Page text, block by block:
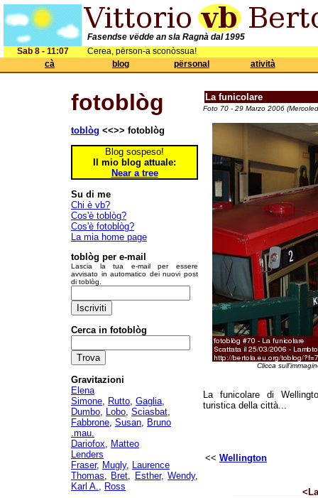
Fasendse vëdde an sla Ragnà dal 1995
Sab 8 - 11:07
Cerea, përson-a sconòssua!
cà
blog përsonal atività
fotoblòg
toblòg <<>> fotoblòg
Blog sospeso!
Il mio blog attuale:
Near a tree
Su di me
Chi è vb?
Cos'è toblòg?
Cos'è fotoblòg?
La mia home page
toblòg per e-mail
Lascia la tua e-mail per essere
avvisato in automatico dei nuovi post
di toblòg.
Cerca in fotoblòg
Gravitazioni
Elena
Simone, Rutto, Gaglia,
Dumbo, Lobo, Sciasbat,
Fabbrone, Susan, Bruno
.mau.
Dariofox, Matteo
Lenders
Fraser, Mugly, Laurence
Thomas, Bret, Esther,Wendy,
Karl A., Ross
La funicolare
Foto 70 - 29 Marzo 2006
Clicca
La funicolare di
turistica della città...
<< Wellington